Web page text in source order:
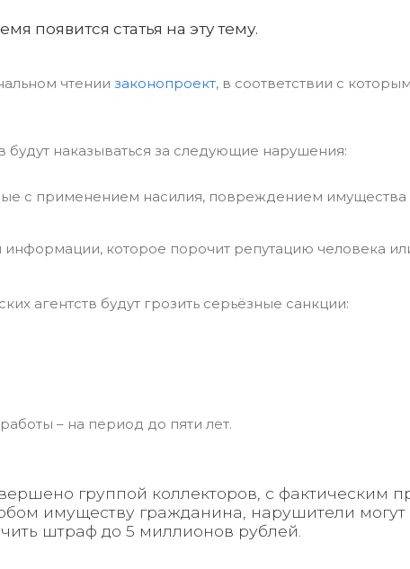
появится статья на эту тему.
чтении законопроект, в соответствии с
будут наказываться за следующие нарушения:
с применением насилия, повреждением имущества
которое порочит репутацию человека
агентств будут грозить серьёзные санкции:
– на период до пяти лет.
группой коллекторов, с фактическим
имуществу гражданина, нарушители могут
штраф до 5 миллионов рублей.